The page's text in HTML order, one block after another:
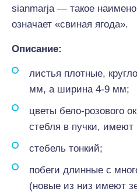
sianmarja — такое
означает «свиная ягода».
Описание:
листья плотные,
мм, а ширина 4-9 мм;
цветы бело-розового
стебля в пучки, имеют
стебель тонкий;
побеги длинные с
(новые из низ имеют